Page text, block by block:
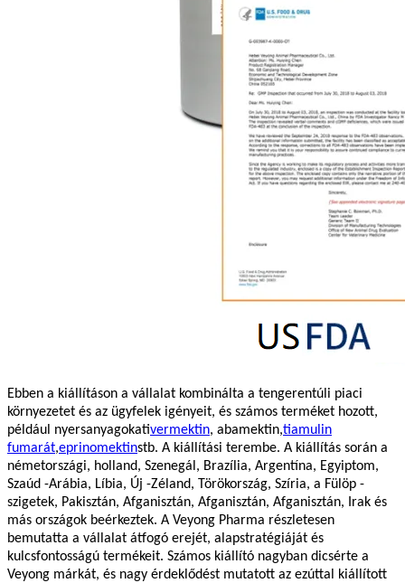
Ebben a kiállításon a vállalat kombinálta a tengerentúli piaci
környezetet és az ügyfelek igényeit, és számos terméket hozott,
például nyersanyagokativermektin, abamektin,tiamulin
fumarát,eprinomektinstb. A kiállítási terembe. A kiállítás során a
németországi, holland, Szenegál, Brazília, Argentína, Egyiptom,
Szaúd -Arábia, Líbia, Új -Zéland, Törökország, Szíria, a Fülöp -
szigetek, Pakisztán, Afganisztán, Afganisztán, Afganisztán, Irak és
más országok beérkeztek. A Veyong Pharma részletesen
bemutatta a vállalat átfogó erejét, alapstratégiáját és
kulcsfontosságú termékeit. Számos kiállító nagyban dicsérte a
Veyong márkát, és nagy érdeklődést mutatott az ezúttal kiállított